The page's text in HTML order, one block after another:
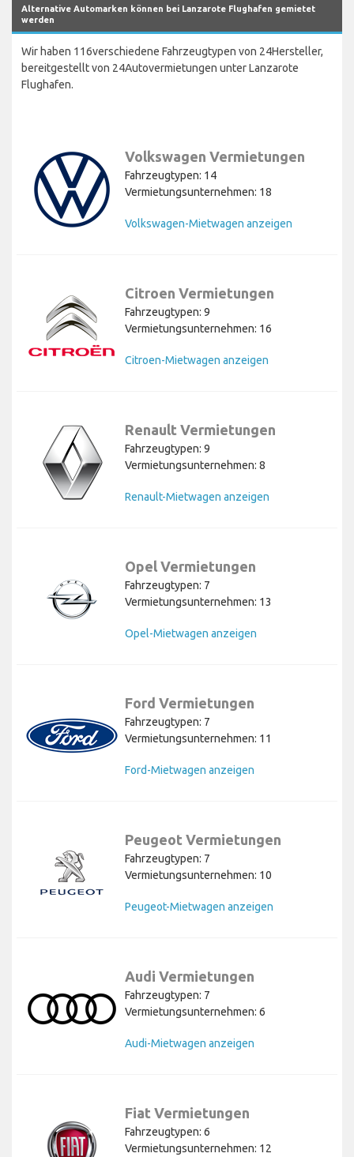
Alternative Automarken können bei Lanzarote Flughafen gemietet
werden
Wir haben 116verschiedene Fahrzeugtypen von 24Hersteller,
bereitgestellt von 24Autovermietungen unter Lanzarote
Flughafen.
Volkswagen Vermietungen
Fahrzeugtypen: 14
Vermietungsunternehmen: 18
Volkswagen-Mietwagen anzeigen
Citroen Vermietungen
Fahrzeugtypen: 9
Vermietungsunternehmen: 16
Citroen-Mietwagen anzeigen
Renault Vermietungen
Fahrzeugtypen: 9
Vermietungsunternehmen: 8
Renault-Mietwagen anzeigen
Opel Vermietungen
Fahrzeugtypen: 7
Vermietungsunternehmen: 13
Opel-Mietwagen anzeigen
Ford Vermietungen
Fahrzeugtypen: 7
Vermietungsunternehmen: 11
Ford-Mietwagen anzeigen
Peugeot Vermietungen
Fahrzeugtypen: 7
Vermietungsunternehmen: 10
Peugeot-Mietwagen anzeigen
Audi Vermietungen
Fahrzeugtypen: 7
Vermietungsunternehmen: 6
Audi-Mietwagen anzeigen
Fiat Vermietungen
Fahrzeugtypen: 6
Vermietungsunternehmen: 12